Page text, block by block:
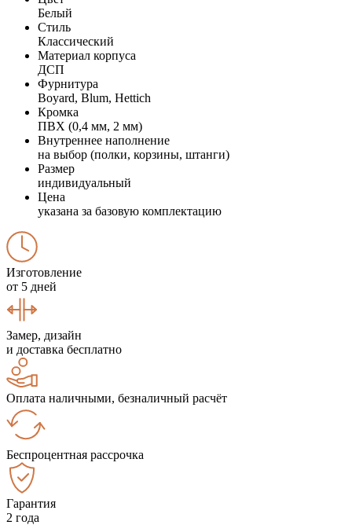
Белый
Стиль
Классический
Материал корпуса
ДСП
Фурнитура
Boyard, Blum, Hettich
Кромка
ПВХ (0,4 мм, 2 мм)
Внутреннее наполнение
на выбор (полки, корзины, штанги)
Размер
индивидуальный
Цена
указана за базовую комплектацию
Изготовление
от 5 дней
Замер, дизайн
и доставка бесплатно
Оплата наличными, безналичный расчёт
Беспроцентная рассрочка
Гарантия
2 года